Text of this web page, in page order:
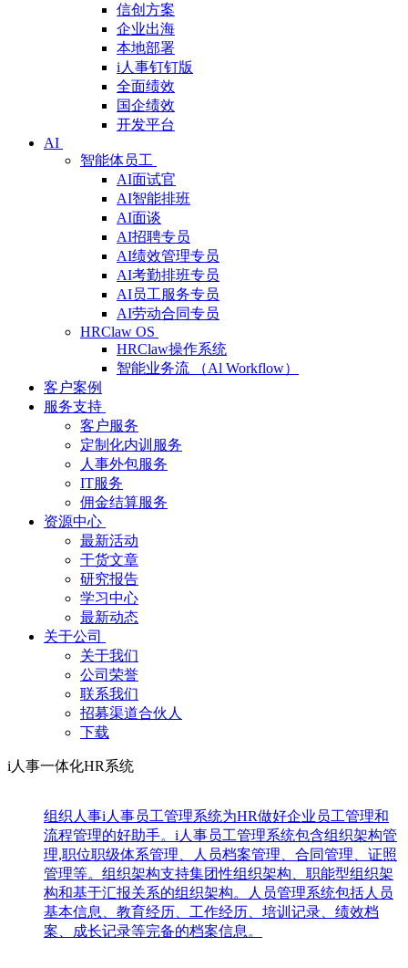
信创方案
企业出海
本地部署
i人事钉钉版
全面绩效
国企绩效
开发平台
AI
智能体员工
AI面试官
AI智能排班
AI面谈
AI招聘专员
AI绩效管理专员
AI考勤排班专员
AI员工服务专员
AI劳动合同专员
HRClaw OS
HRClaw操作系统
智能业务流 （Al Workflow）
客户案例
服务支持
客户服务
定制化内训服务
人事外包服务
IT服务
佣金结算服务
资源中心
最新活动
干货文章
研究报告
学习中心
最新动态
关于公司
关于我们
公司荣誉
联系我们
招募渠道合伙人
下载
i人事一体化HR系统
组织人事i人事员工管理系统为HR做好企业员工管理和
流程管理的好助手。i人事员工管理系统包含组织架构管
理,职位职级体系管理、人员档案管理、合同管理、证照
管理等。组织架构支持集团性组织架构、职能型组织架
构和基于汇报关系的组织架构。人员管理系统包括人员
基本信息、教育经历、工作经历、培训记录、绩效档
案、成长记录等完备的档案信息。